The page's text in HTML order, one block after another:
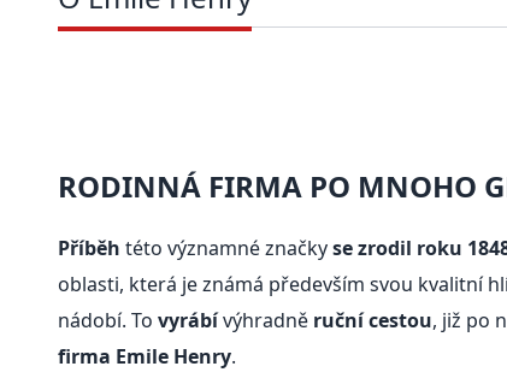
RODINNÁ FIRMA PO MNOHO
Příběh této významné značkyse zrodil roku
oblasti, která je známá především svou kvalitní
nádobí. To vyrábívýhradně ruční cestou, již po
firma Emile Henry.